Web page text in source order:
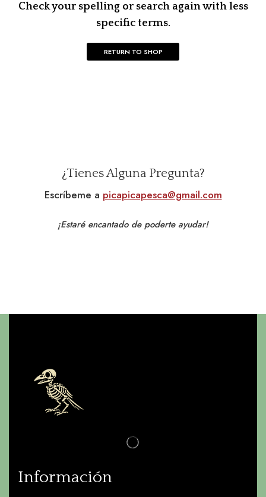
Check your spelling or search again with less
specific terms.
RETURN TO SHOP
¿Tienes Alguna Pregunta?
Escríbeme a picapicapesca@gmail.com
¡Estaré encantado de poderte ayudar!
Información